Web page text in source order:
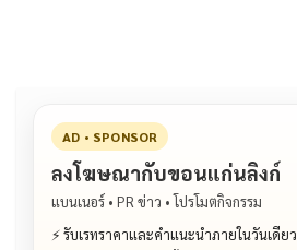
AD • SPONSOR
ลงโฆษณากับขอนแก่นลิงก์
แบนเนอร์ • PR ข่าว • โปรโมตกิจกรรม
⚡ รับเรทราคาและคำแนะนำภายในวันเดียว